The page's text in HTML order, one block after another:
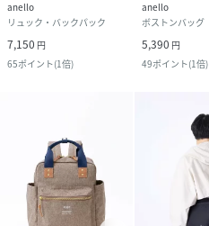
anello
リュック・バックパック
7,150 円
65ポイント(1倍)
anello
ボストンバッグ
5,390 円
49ポイント(1倍)